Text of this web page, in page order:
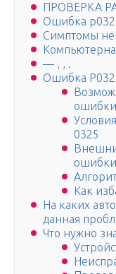
ПРОВЕРКА
Ошибка
Симптомы
— , , .
Ошибка
ошибки
0325
ошибки
Как
На каких
данная
Что нужно